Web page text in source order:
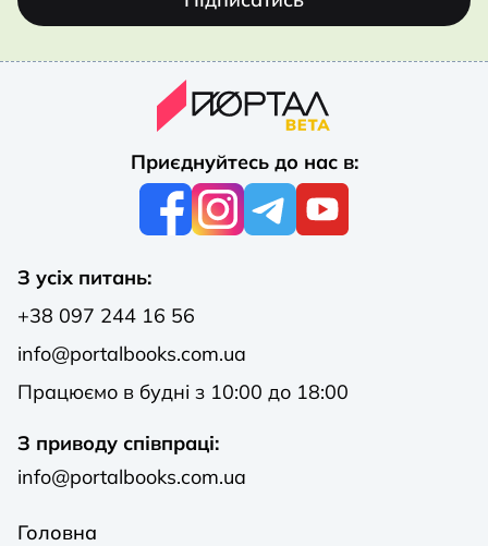
Приєднуйтесь до нас в:
З усіх питань:
+38 097 244 16 56
info@portalbooks.com.ua
Працюємо в будні з 10:00 до 18:00
З приводу співпраці:
info@portalbooks.com.ua
Головна